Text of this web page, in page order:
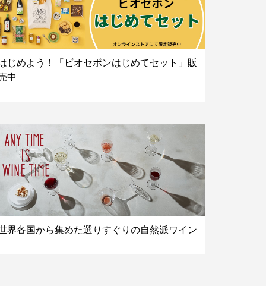
じめよう！「ビオセボンはじめてセット」販
中
界各国から集めた選りすぐりの自然派ワイン